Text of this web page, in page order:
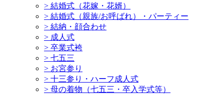
> 結婚式（花嫁・花婿）
> 結婚式（親族/お呼ばれ）・パーティー
> 結納・顔合わせ
> 成人式
> 卒業式袴
> 七五三
> お宮参り
> 十三参り・ハーフ成人式
> 母の着物（七五三・卒入学式等）